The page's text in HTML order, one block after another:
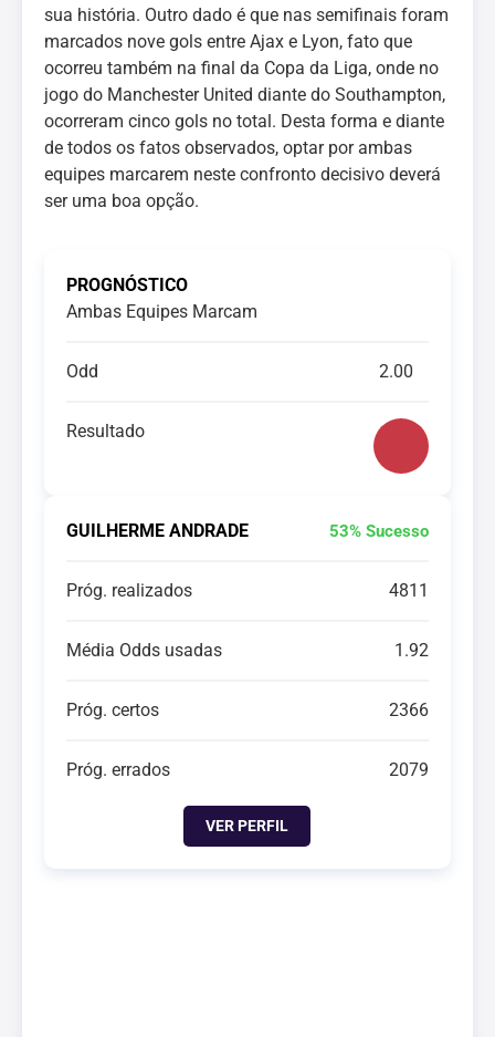
sua história. Outro dado é que nas semifinais foram
marcados nove gols entre Ajax e Lyon, fato que
ocorreu também na final da Copa da Liga, onde no
jogo do Manchester United diante do Southampton,
ocorreram cinco gols no total. Desta forma e diante
de todos os fatos observados, optar por ambas
equipes marcarem neste confronto decisivo deverá
ser uma boa opção.
PROGNÓSTICO
Ambas Equipes Marcam
Odd 2.00
Resultado
GUILHERME ANDRADE 53% Sucesso
Próg. realizados 4811
Média Odds usadas 1.92
Próg. certos 2366
Próg. errados 2079
VER PERFIL